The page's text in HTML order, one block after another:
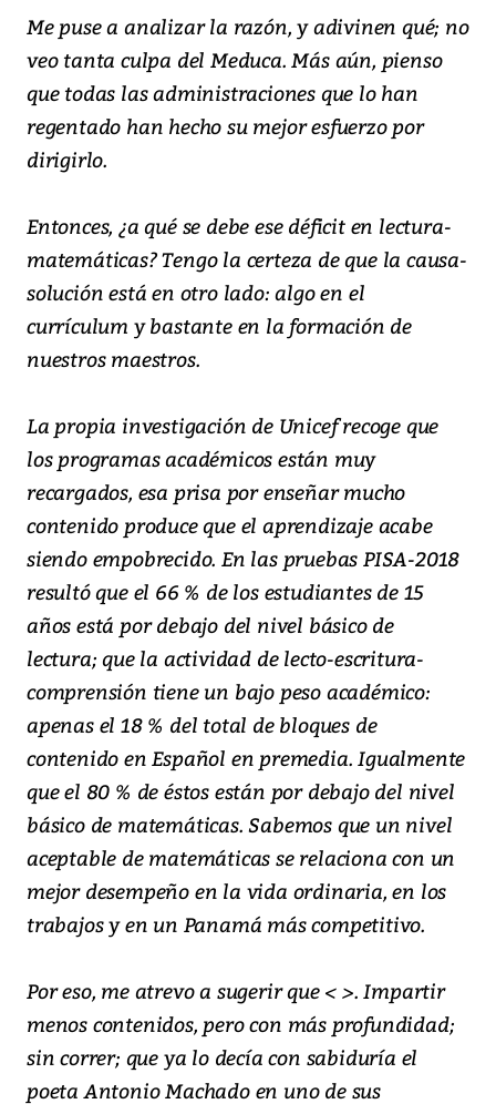
Me puse a analizar la razón, y adivinen qué; no
veo tanta culpa del Meduca. Más aún, pienso
que todas las administraciones que lo han
regentado han hecho su mejor esfuerzo por
dirigirlo.
Entonces, ¿a qué se debe ese déficit en lectura-
matemáticas? Tengo la certeza de que la causa-
solución está en otro lado: algo en el
currículum y bastante en la formación de
nuestros maestros.
La propia investigación de Unicef recoge que
los programas académicos están muy
recargados, esa prisa por enseñar mucho
contenido produce que el aprendizaje acabe
siendo empobrecido. En las pruebas PISA-2018
resultó que el 66 % de los estudiantes de 15
años está por debajo del nivel básico de
lectura; que la actividad de lecto-escritura-
comprensión tiene un bajo peso académico:
apenas el 18 % del total de bloques de
contenido en Español en premedia. Igualmente
que el 80 % de éstos están por debajo del nivel
básico de matemáticas. Sabemos que un nivel
aceptable de matemáticas se relaciona con un
mejor desempeño en la vida ordinaria, en los
trabajos y en un Panamá más competitivo.
Por eso, me atrevo a sugerir que <>. Impartir
menos contenidos, pero con más profundidad;
sin correr; que ya lo decía con sabiduría el
poeta Antonio Machado en uno de sus